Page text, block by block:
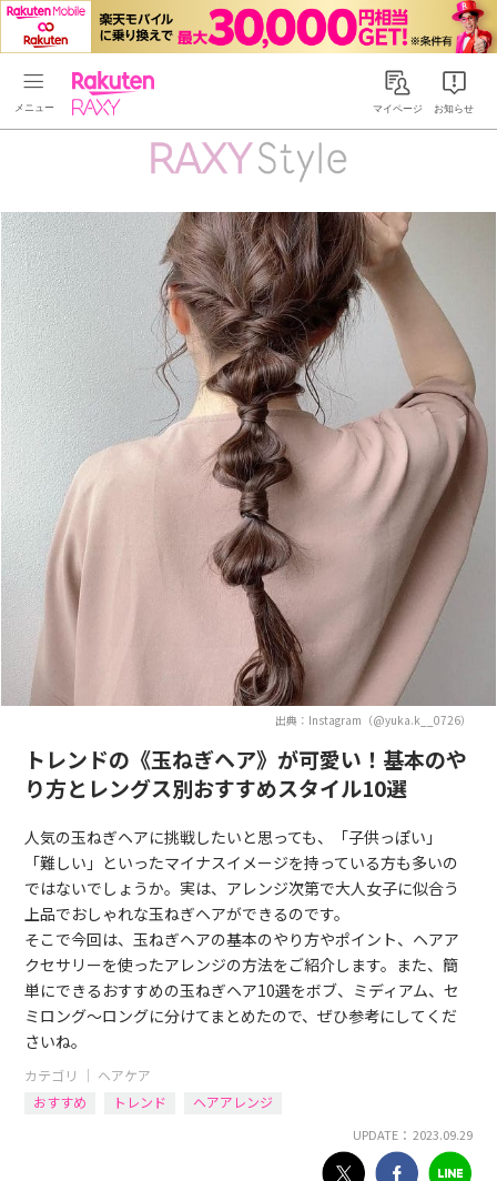
Rakuten RAXYマイページ お知らせ
出典：Instagram（@yuka.k__0726）
トレンドの《玉ねぎヘア》が可愛い！基本のや
り方とレングス別おすすめスタイル10選
人気の玉ねぎヘアに挑戦したいと思っても、「子供っぽい」
「難しい」といったマイナスイメージを持っている方も多いの
ではないでしょうか。実は、アレンジ次第で大人女子に似合う
上品でおしゃれな玉ねぎヘアができるのです。
そこで今回は、玉ねぎヘアの基本のやり方やポイント、ヘアア
クセサリーを使ったアレンジの方法をご紹介します。また、簡
単にできるおすすめの玉ねぎヘア10選をボブ、ミディアム、セ
ミロング〜ロングに分けてまとめたので、ぜひ参考にしてくだ
さいね。
カテゴリ ｜ ヘアケア
おすすめ
トレンド ヘアアレンジ
UPDATE： 2023.09.29